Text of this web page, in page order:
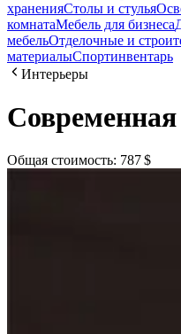
храненияСтолы и стулья
комнатаМебель для бизнеса
мебельОтделочные и
материалыСпортинвентарь
Интерьеры
Общая стоимость: 787 $